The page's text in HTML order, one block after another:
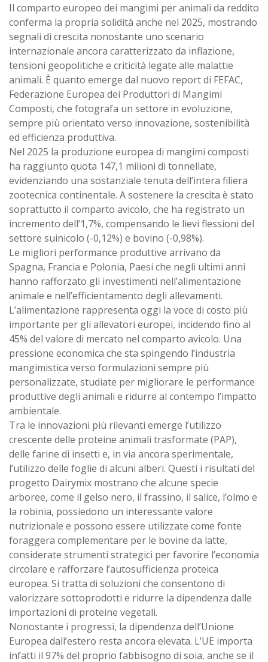
Il comparto europeo dei mangimi per animali da reddito
conferma la propria solidità anche nel 2025, mostrando
segnali di crescita nonostante uno scenario
internazionale ancora caratterizzato da inflazione,
tensioni geopolitiche e criticità legate alle malattie
animali. È quanto emerge dal nuovo report di FEFAC,
Federazione Europea dei Produttori di Mangimi
Composti, che fotografa un settore in evoluzione,
sempre più orientato verso innovazione, sostenibilità
ed efficienza produttiva.
Nel 2025 la produzione europea di mangimi composti
ha raggiunto quota 147,1 milioni di tonnellate,
evidenziando una sostanziale tenuta dell’intera filiera
zootecnica continentale. A sostenere la crescita è stato
soprattutto il comparto avicolo, che ha registrato un
incremento dell’1,7%, compensando le lievi flessioni del
settore suinicolo (-0,12%) e bovino (-0,98%).
Le migliori performance produttive arrivano da
Spagna, Francia e Polonia, Paesi che negli ultimi anni
hanno rafforzato gli investimenti nell’alimentazione
animale e nell’efficientamento degli allevamenti.
L’alimentazione rappresenta oggi la voce di costo più
importante per gli allevatori europei, incidendo fino al
45% del valore di mercato nel comparto avicolo. Una
pressione economica che sta spingendo l’industria
mangimistica verso formulazioni sempre più
personalizzate, studiate per migliorare le performance
produttive degli animali e ridurre al contempo l’impatto
ambientale.
Tra le innovazioni più rilevanti emerge l’utilizzo
crescente delle proteine animali trasformate (PAP),
delle farine di insetti e, in via ancora sperimentale,
l’utilizzo delle foglie di alcuni alberi. Questi i risultati del
progetto Dairymix mostrano che alcune specie
arboree, come il gelso nero, il frassino, il salice, l’olmo e
la robinia, possiedono un interessante valore
nutrizionale e possono essere utilizzate come fonte
foraggera complementare per le bovine da latte,
considerate strumenti strategici per favorire l’economia
circolare e rafforzare l’autosufficienza proteica
europea. Si tratta di soluzioni che consentono di
valorizzare sottoprodotti e ridurre la dipendenza dalle
importazioni di proteine vegetali.
Nonostante i progressi, la dipendenza dell’Unione
Europea dall’estero resta ancora elevata. L’UE importa
infatti il 97% del proprio fabbisogno di soia, anche se il